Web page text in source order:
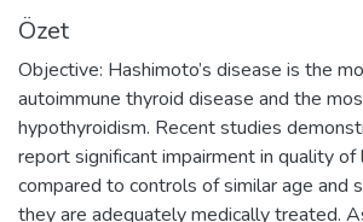
Özet
Objective: Hashimoto’s disease is the
autoimmune thyroid disease and the
hypothyroidism. Recent studies
report significant impairment in quality of
compared to controls of similar age and
they are adequately medically treated.